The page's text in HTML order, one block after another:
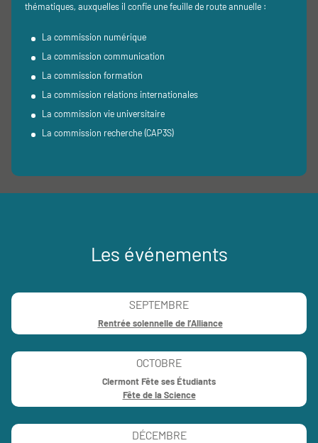
thématiques, auxquelles il confie une feuille de route annuelle :
La commission numérique
La commission communication
La commission formation
La commission relations internationales
La commission vie universitaire
La commission recherche (CAP3S)
Les événements
SEPTEMBRE
Rentrée solennelle de l’Alliance
OCTOBRE
Clermont Fête ses Étudiants
Fête de la Science
DÉCEMBRE